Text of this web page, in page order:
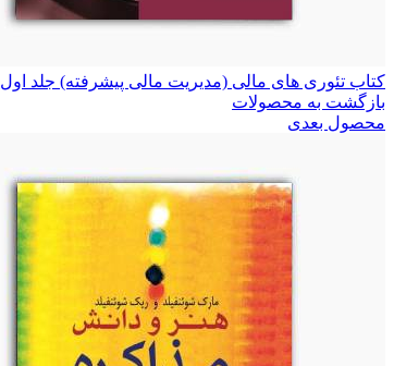
کتاب تئوری های مالی (مدیریت مالی پیشرفته) جلد اول
بازگشت به محصولات
محصول بعدی